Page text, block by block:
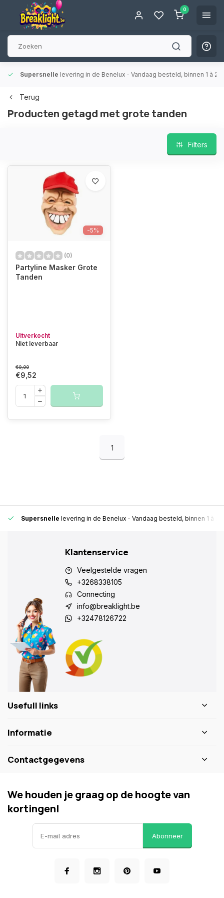
0
Supersnelle levering in de Benelux - Vandaag besteld, binnen 1 à 2
Terug
Producten getagd met grote tanden
Filters
-5%
(0)
Partyline Masker Grote
Tanden
Uitverkocht
Niet leverbaar
€9,99
€9,52
1
Supersnelle levering in de Benelux - Vandaag besteld, binnen 1 à 2
Klantenservice
Veelgestelde vragen
+3268338105
Connecting
info@breaklight.be
+32478126722
Usefull links
Informatie
Contactgegevens
We houden je graag op de hoogte van
kortingen!
Abonneer